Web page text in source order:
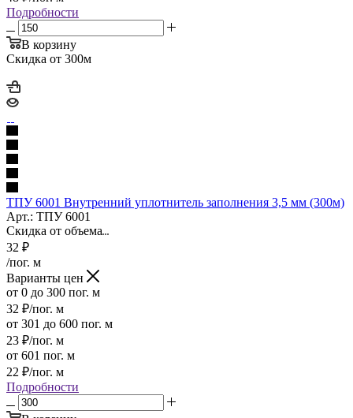
Подробности
В корзину
Скидка от 300м
ТПУ 6001 Внутренний уплотнитель заполнения 3,5 мм (300м)
Арт.: ТПУ 6001
Скидка от объема
32 ₽
/пог. м
Варианты цен
от 0 до 300 пог. м
32 ₽/пог. м
от 301 до 600 пог. м
23 ₽/пог. м
от 601 пог. м
22 ₽/пог. м
Подробности